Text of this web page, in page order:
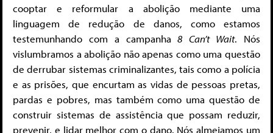
cooptar e reformular a abolição mediante uma
linguagem de redução de danos, como estamos
testemunhando com a campanha8 Can’t Wait. Nós
vislumbramos a abolição não apenas como uma questão
de derrubar sistemas criminalizantes, tais como a polícia
e as prisões, que encurtam as vidas de pessoas pretas,
pardas e pobres, mas também como uma questão de
construir sistemas de assistência que possam reduzir,
prevenir, e lidar melhor com o dano. Nós almejamos um